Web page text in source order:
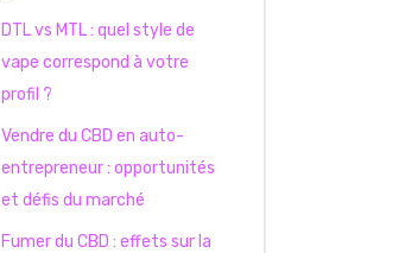
DTL vs MTL : quel style de
vape correspond à votre
profil ?
Vendre du CBD en auto-
entrepreneur : opportunités
et défis du marché
Fumer du CBD : effets sur la